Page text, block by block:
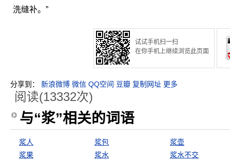
洗缝补。”
试试手机扫一扫
在你手机上继续浏览此页面
分享到： 新浪微博 微信 QQ空间 豆瓣 复制网址 更多
阅读(13332次)
与“浆”相关的词语
浆人 浆包
浆壶
浆果
浆水
浆水不交